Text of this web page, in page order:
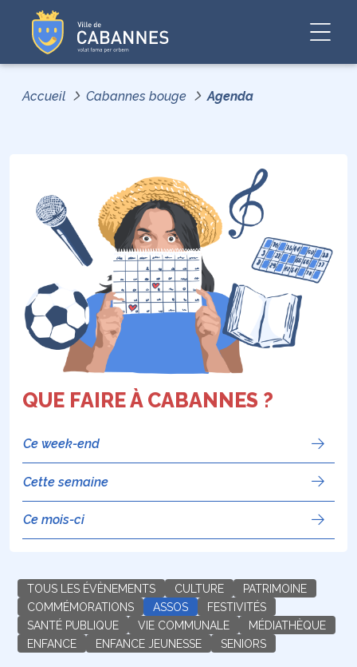
Accueil Cabannes bouge Agenda
QUE FAIRE À CABANNES ?
Ce week-end
Cette semaine
Ce mois-ci
TOUS LES ÉVÈNEMENTS CULTURE
PATRIMOINE
COMMÉMORATIONS
ASSOS
FESTIVITÉS
SANTÉ PUBLIQUE
VIE COMMUNALE
MÉDIATHÈQUE
ENFANCE
ENFANCE JEUNESSE SENIORS